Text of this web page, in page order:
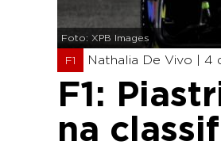
Foto: XPB Images
F1 Nathalia De Vivo | 4
F1:
na